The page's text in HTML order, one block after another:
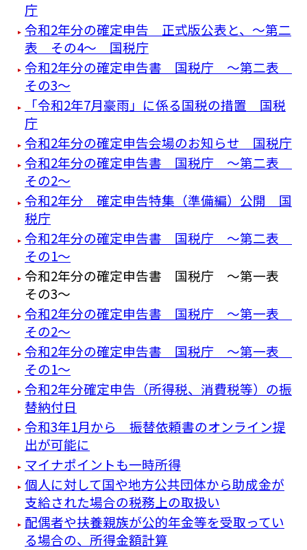
庁
令和2年分の確定申告 正式版公表と、～第二
表 その4～ 国税庁
令和2年分の確定申告書 国税庁 ～第二表
その3～
「令和2年7月豪雨」に係る国税の措置 国税
庁
令和2年分の確定申告会場のお知らせ 国税庁
令和2年分の確定申告書 国税庁 ～第二表
その2～
令和2年分 確定申告特集（準備編）公開 国
税庁
令和2年分の確定申告書 国税庁 ～第二表
その1～
令和2年分の確定申告書 国税庁 ～第一表
その3～
令和2年分の確定申告書 国税庁 ～第一表
その2～
令和2年分の確定申告書 国税庁 ～第一表
その1～
令和2年分確定申告（所得税、消費税等）の振
替納付日
令和3年1月から 振替依頼書のオンライン提
出が可能に
マイナポイントも一時所得
個人に対して国や地方公共団体から助成金が
支給された場合の税務上の取扱い
配偶者や扶養親族が公的年金等を受取ってい
る場合の、所得金額計算